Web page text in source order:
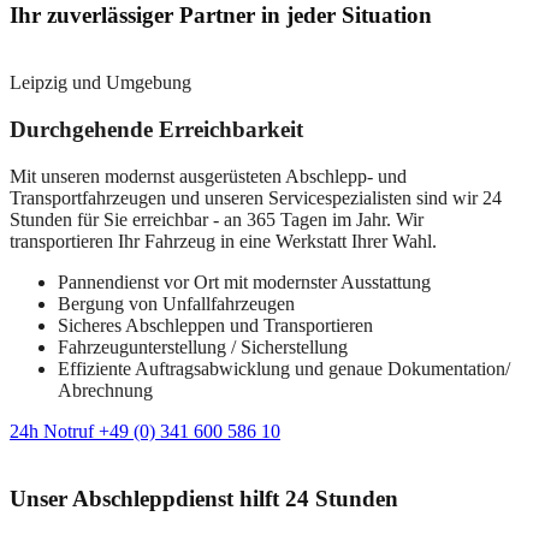
Ihr zuverlässiger Partner in jeder Situation
Leipzig und Umgebung
Durchgehende Erreichbarkeit
Mit unseren modernst ausgerüsteten Abschlepp- und
Transportfahrzeugen und unseren Servicespezialisten sind wir 24
Stunden für Sie erreichbar - an 365 Tagen im Jahr. Wir
transportieren Ihr Fahrzeug in eine Werkstatt Ihrer Wahl.
Pannendienst vor Ort mit modernster Ausstattung
Bergung von Unfallfahrzeugen
Sicheres Abschleppen und Transportieren
Fahrzeugunterstellung / Sicherstellung
Effiziente Auftragsabwicklung und genaue Dokumentation/
Abrechnung
24h Notruf +49 (0) 341 600 586 10
Unser Abschleppdienst hilft 24 Stunden